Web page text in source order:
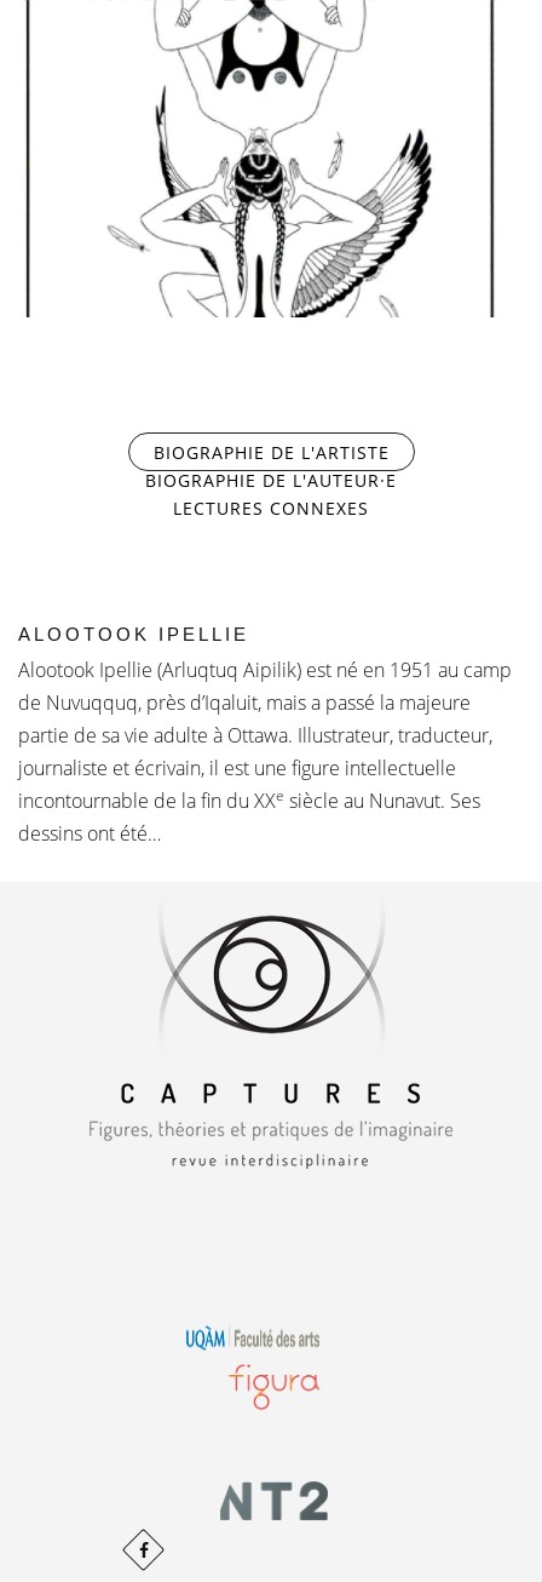
THE WOMAN WHO
BIOGRAPHIE DE L'ARTISTE (ONGLET ACTIF)
BIOGRAPHIE DE L'AUTEUR·E
LECTURES CONNEXES
ALOOTOOK IPELLIE
Alootook Ipellie (Arluqtuq Aipilik) est né en 1951 au camp
de Nuvuqquq, près d’Iqaluit, mais a passé la majeure
partie de sa vie adulte à Ottawa. Illustrateur, traducteur,
journaliste et écrivain, il est une figure intellectuelle
incontournable de la fin du XXe siècle au Nunavut. Ses
dessins ont été…